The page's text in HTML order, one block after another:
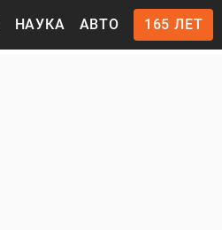
НАУКА АВТО 165 ЛЕТ